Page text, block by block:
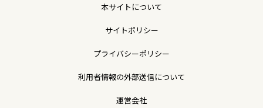
本サイトについて
サイトポリシー
プライバシーポリシー
利用者情報の外部送信について
運営会社